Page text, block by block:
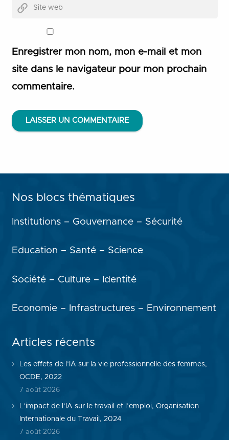
Enregistrer mon nom, mon e-mail et mon
site dans le navigateur pour mon prochain
commentaire.
LAISSER UN COMMENTAIRE
Nos blocs thématiques
Institutions – Gouvernance – Sécurité
Education – Santé – Science
Société – Culture – Identité
Economie – Infrastructures – Environnement
Articles récents
Les effets de l’IA sur la vie professionnelle des femmes,
OCDE, 2022
7 août 2026
L’impact de l’IA sur le travail et l’emploi, Organisation
Internationale du Travail, 2024
7 août 2026